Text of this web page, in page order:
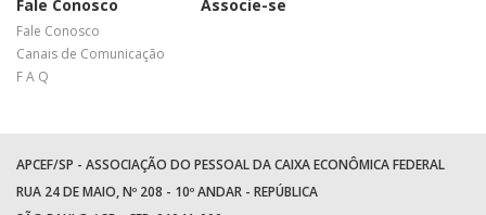
Fale Conosco
Fale Conosco
Canais de Comunicação
F A Q
Associe-se
APCEF/SP - ASSOCIAÇÃO DO PESSOAL DA CAIXA ECONÔMICA FEDERAL
RUA 24 DE MAIO, Nº 208 - 10º ANDAR - REPÚBLICA